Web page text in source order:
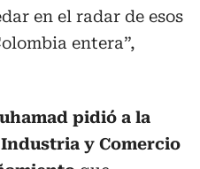
en el radar de esos
entera”,
pidió a la
y Comercio